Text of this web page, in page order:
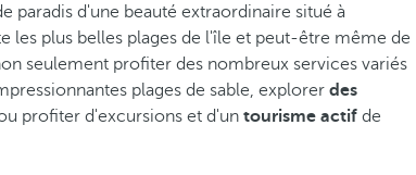
paradis d'une beauté extraordinaire situé à
les plus belles plages de l'île et peut-être même de
seulement profiter des nombreux services variés
plages de sable, explorer des
profiter d'excursions et d'un tourisme actif de